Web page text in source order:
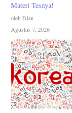
Materi Tesnya!
oleh Dian
Agustus 7, 2026